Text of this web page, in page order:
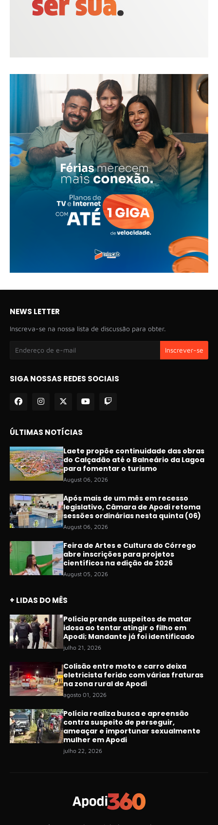
NEWS LETTER
Inscreva-se na nossa lista de discussão para obter.
SIGA NOSSAS REDES SOCIAIS
ÚLTIMAS NOTÍCIAS
Laete propõe continuidade das obras
do Calçadão até o Balneário da Lagoa
para fomentar o turismo
August 06, 2026
Após mais de um mês em recesso
legislativo, Câmara de Apodi retoma
sessões ordinárias nesta quinta (06)
August 06, 2026
Feira de Artes e Cultura do Córrego
abre inscrições para projetos
científicos na edição de 2026
August 05, 2026
+ LIDAS DO MÊS
Polícia prende suspeitos de matar
idosa ao tentar atingir o filho em
Apodi; Mandante já foi identificado
julho 21, 2026
Colisão entre moto e carro deixa
eletricista ferido com várias fraturas
na zona rural de Apodi
agosto 01, 2026
Polícia realiza busca e apreensão
contra suspeito de perseguir,
ameaçar e importunar sexualmente
mulher em Apodi
julho 22, 2026